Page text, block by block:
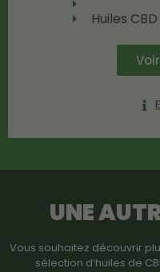
Huiles
UNE
Vous souhaitez découvrir
sélection d’huiles de